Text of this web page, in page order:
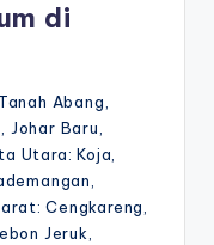
di
Abang,
Johar Baru,
Utara: Koja,
Cengkareng,
Jeruk,